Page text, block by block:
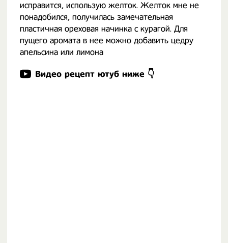
исправится, использую желток. Желток мне не
понадобился, получилась замечательная
пластичная ореховая начинка с курагой. Для
пущего аромата в нее можно добавить цедру
апельсина или лимона
Видео рецепт ютуб ниже 👇